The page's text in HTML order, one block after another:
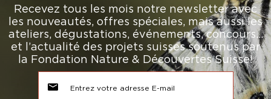
Recevez tous les mois notre newsletter avec
les nouveautés, offres spéciales, mais aussi les
ateliers, dégustations, événements, concours…
et l’actualité des projets suisses soutenus par
la Fondation Nature & Découvertes Suisse!